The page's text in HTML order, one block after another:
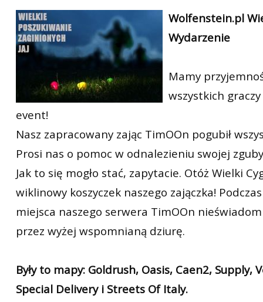
ET:QW Movies
DB Misc
Wolfenstein Movies
ET:QW Scene
General News
Game News
Game Movies
PC Hard + Software
RtCW Feintuning
Wolfenstein.pl
Wydarzenie
Mamy
wszystkich
event!
Nasz zapracowany zając TimOOn pogubił
Prosi nas o pomoc w odnalezieniu swojej
Jak to się mogło stać, zapytacie. Otóż Wielki
wiklinowy koszyczek naszego zajączka!
miejsca naszego serwera TimOOn
przez wyżej wspomnianą dziurę.
Były to mapy: Goldrush, Oasis, Caen2, Supply,
Special Delivery i Streets Of Italy.